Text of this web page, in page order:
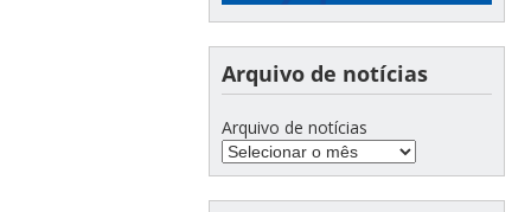
Arquivo de notícias
Arquivo de notícias